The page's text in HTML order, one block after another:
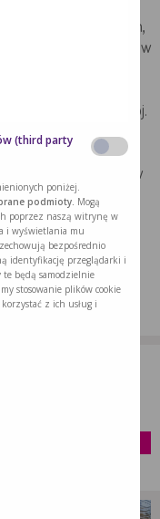
w Niemczech,
projektów
społecznym,
przy
Zdrowotnych woj.
Naukowych
Współtworzyła
dla pacjentów
Covid-19.
European Society of
oraz członek
Dziecięcej.
(third party
poniżej.
podmioty. Mogą
poprzez naszą witrynę w
i wyświetlania mu
bezpośrednio
identyfikację przeglądarki i
będą samodzielnie
stosowanie plików cookie
z ich usług i